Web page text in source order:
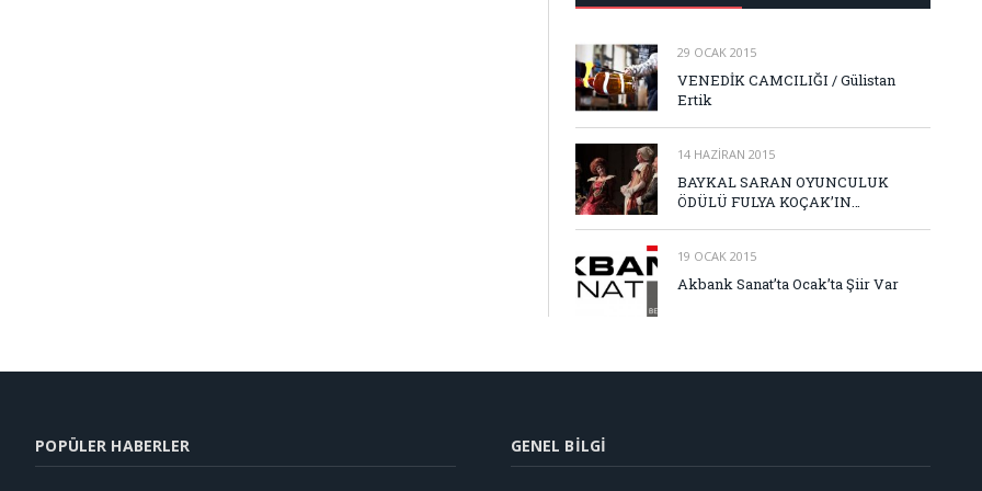
29 OCAK 2015
VENEDİK CAMCILIĞI / Gülistan
Ertik
14 HAZIRAN 2015
BAYKAL SARAN OYUNCULUK
ÖDÜLÜ FULYA KOÇAK’IN…
19 OCAK 2015
Akbank Sanat’ta Ocak’ta Şiir Var
POPÜLER HABERLER GENEL BILGI